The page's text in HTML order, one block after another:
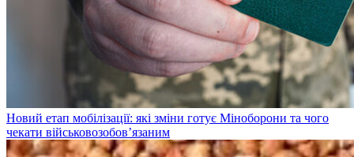
Новий етап мобілізації: які зміни готує Міноборони та чого
чекати військовозобов’язаним